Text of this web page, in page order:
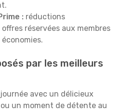
: réductions
réservées aux membres
par les meilleurs
avec un délicieux
un moment de détente au